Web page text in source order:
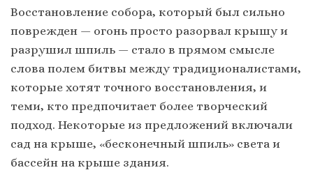
Восстановление собора, который был сильно
поврежден — огонь просто разорвал крышу и
разрушил шпиль — стало в прямом смысле
слова полем битвы между традиционалистами,
которые хотят точного восстановления, и
теми, кто предпочитает более творческий
подход. Некоторые из предложений включали
сад на крыше, «бесконечный шпиль» света и
бассейн на крыше здания.